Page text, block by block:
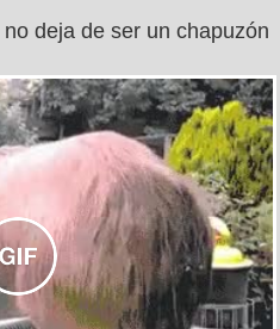
deja de ser un chapuzón